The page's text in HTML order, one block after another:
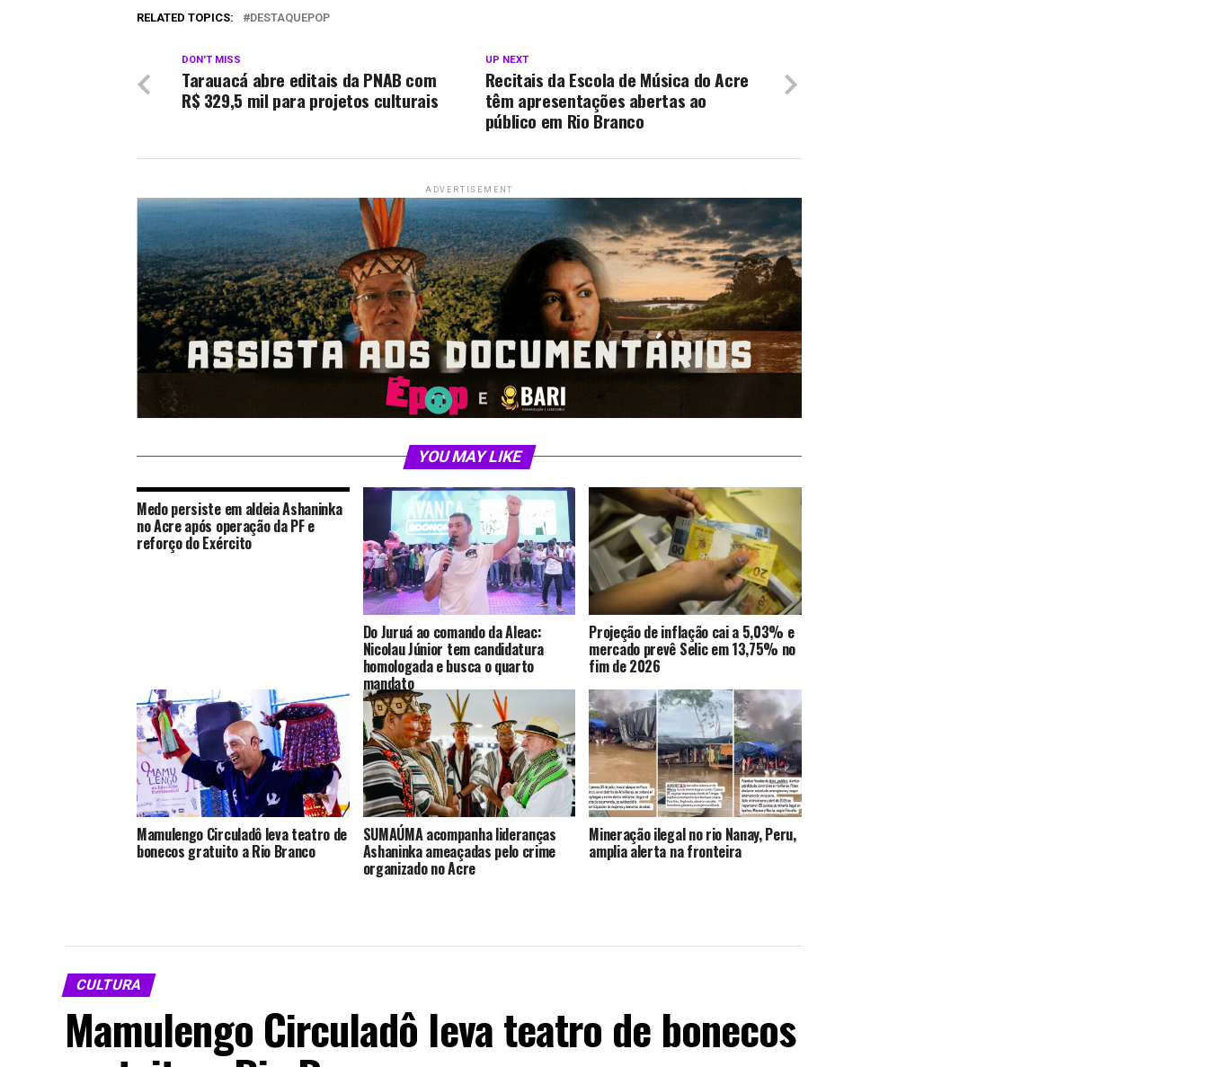
RELATED TOPICS: DESTAQUEPOP
UP NEXT
Recitais da Escola de Música do Acre
têm apresentações abertas ao
público em Rio Branco
DON'T MISS
Tarauacá abre editais da PNAB com
R$ 329,5 mil para projetos culturais
ADVERTISEMENT
YOU MAY LIKE
Medo persiste em aldeia Ashaninka
no Acre após operação da PF e
reforço do Exército
Do Juruá ao comando da Aleac:
Nicolau Júnior tem candidatura
homologada e busca o quarto
mandato
Projeção de inflação cai a 5,03% e
mercado prevê Selic em 13,75% no
fim de 2026
Mamulengo Circuladô leva teatro de
bonecos gratuito a Rio Branco
SUMAÚMA acompanha lideranças
Ashaninka ameaçadas pelo crime
organizado no Acre
Mineração ilegal no rio Nanay, Peru,
amplia alerta na fronteira
CULTURA
Mamulengo Circuladô leva teatro de bonecos